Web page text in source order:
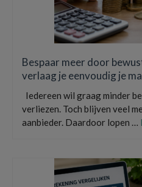
Bespaar meer door
verlaag je eenvoudig je
Iedereen wil graag minder
verliezen. Toch blijven veel
aanbieder. Daardoor lopen …